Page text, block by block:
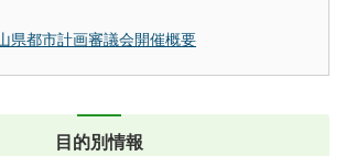
県都市計画審議会開催概要
目的別情報